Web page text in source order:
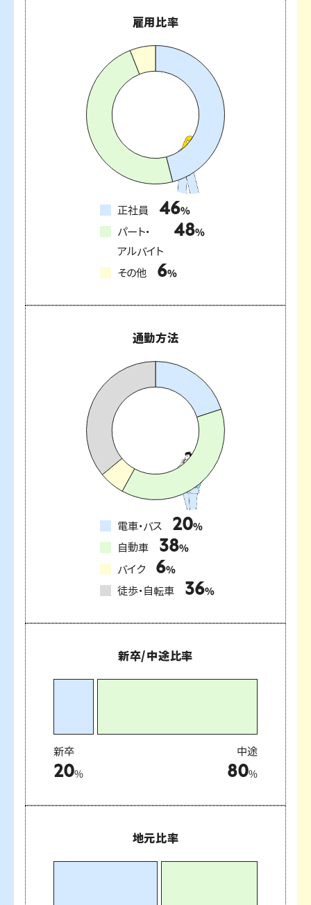
雇用比率
正社員 46%
パート・
アルバイト
48%
その他 6%
通勤方法
電車・バス 20%
自動車 38%
バイク 6%
徒歩・自転車 36%
新卒/中途比率
新卒
20% 80%
中途
地元比率